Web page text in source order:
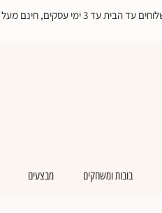
בובות ומשחקים מבצעים